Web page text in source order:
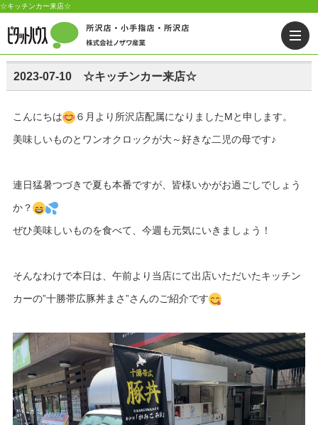
☆キッチンカー来店☆
2023-07-10 ☆キッチンカー来店☆
こんにちは
６月より所沢店配属になりましたMと申します。
美味しいものとワンオクロックが大～好きな二児の母です♪
連日猛暑つづきで夏も本番ですが、皆様いかがお過ごしでしょう
か？
ぜひ美味しいものを食べて、今週も元気にいきましょう！
そんなわけで本日は、午前より当店にて出店いただいたキッチン
カーの”十勝帯広豚丼まさ”さんのご紹介です